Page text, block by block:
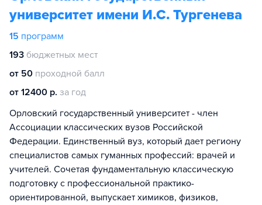
университет имени И.С. Тургенева
15 программ
193 бюджетных мест
от 50 проходной балл
от 12400 р. за год
Орловский государственный университет - член
Ассоциации классических вузов Российской
Федерации. Единственный вуз, который дает региону
специалистов самых гуманных профессий: врачей и
учителей. Сочетая фундаментальную классическую
подготовку с профессиональной практико-
ориентированной, выпускает химиков, физиков,